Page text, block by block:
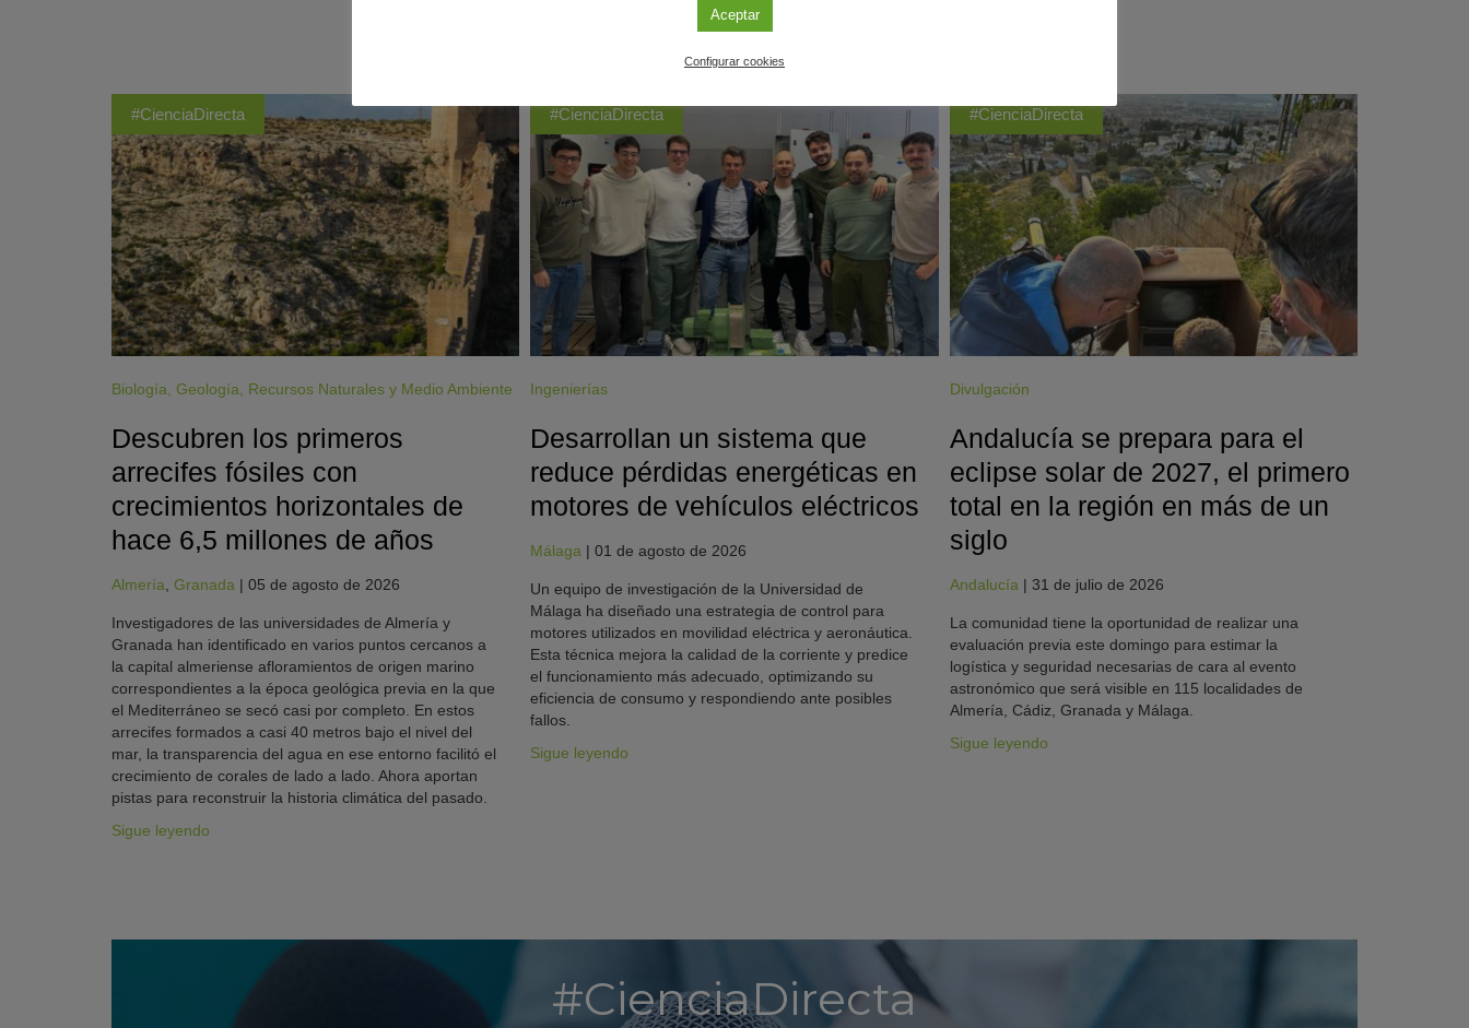
ÚLTIMAS PUBLICACIONES
#CienciaDirecta
Biología Geología Recursos Naturales y Medio Ambiente
Descubren los primeros
arrecifes fósiles con
crecimientos horizontales de
hace 6,5 millones de años
Almería Granada | 05 de agosto de 2026
Investigadores de las universidades de Almería y
Granada han identificado en varios puntos cercanos a
la capital almeriense afloramientos de origen marino
correspondientes a la época geológica previa en la que
el Mediterráneo se secó casi por completo. En estos
arrecifes formados a casi 40 metros bajo el nivel del
mar, la transparencia del agua en ese entorno facilitó el
crecimiento de corales de lado a lado. Ahora aportan
pistas para reconstruir la historia climática del pasado.
Sigue leyendo
#CienciaDirecta
Ingenierías
Desarrollan un sistema que
reduce pérdidas energéticas en
motores de vehículos eléctricos
Málaga |01 de agosto de 2026
Un equipo de investigación de la Universidad de
Málaga ha diseñado una estrategia de control para
motores utilizados en movilidad eléctrica y aeronáutica.
Esta técnica mejora la calidad de la corriente y predice
el funcionamiento más adecuado, optimizando su
eficiencia de consumo y respondiendo ante posibles
fallos.
Sigue leyendo
#CienciaDirecta
Divulgación
Andalucía se prepara para el
eclipse solar de 2027, el primero
total en la región en más de un
siglo
Andalucía | 31 de julio de 2026
La comunidad tiene la oportunidad de realizar una
evaluación previa este domingo para estimar la
logística y seguridad necesarias de cara al evento
astronómico que será visible en 115 localidades de
Almería, Cádiz, Granada y Málaga.
Sigue leyendo
#CienciaDirecta
Aceptar
Configurar cookies